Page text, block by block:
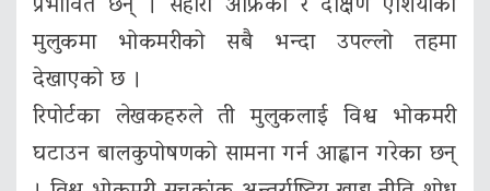
मुलुकमा भोकमरीको सबै भन्दा उपल्लो तहमा
देखाएको छ ।
रिपोर्टका लेखकहरुले ती मुलुकलाई विश्व भोकमरी
घटाउन बालकुपोषणको सामना गर्न आह्वान गरेका छन्